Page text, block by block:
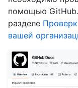
помощью
разделе
вашей